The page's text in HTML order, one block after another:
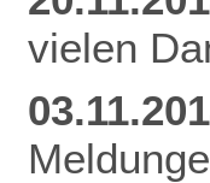
vielen